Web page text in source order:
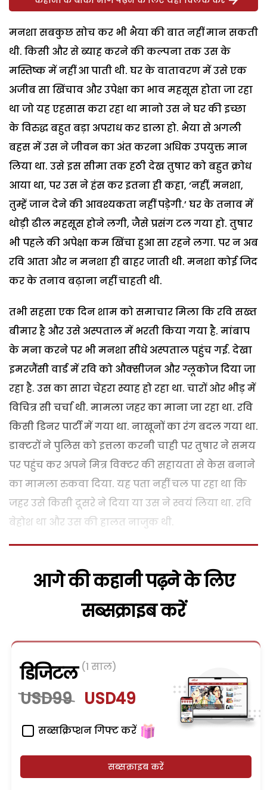
मनशा सबकुछ सोच कर भी भैया की बात नहीं मान सकती
थी. किसी और से ब्याह करने की कल्पना तक उस के
मस्तिष्क में नहीं आ पाती थी. घर के वातावरण में उसे एक
अजीब सा खिंचाव और उपेक्षा का भाव महसूस होता जा रहा
था जो यह एहसास करा रहा था मानो उस ने घर की इच्छा
के विरुद्ध बहुत बड़ा अपराध कर डाला हो. भैया से अगली
बहस में उस ने जीवन का अंत करना अधिक उपयुक्त मान
लिया था. उसे इस सीमा तक हठी देख तुषार को बहुत क्रोध
आया था, पर उस ने हंस कर इतना ही कहा, ‘नहीं, मनशा,
तुम्हें जान देने की आवश्यकता नहीं पड़ेगी.’ घर के तनाव में
थोड़ी ढील महसूस होने लगी, जैसे प्रसंग टल गया हो. तुषार
भी पहले की अपेक्षा कम खिंचा हुआ सा रहने लगा. पर न अब
रवि आता और न मनशा ही बाहर जाती थी. मनशा कोई जिद
कर के तनाव बढ़ाना नहीं चाहती थी.
तभी सहसा एक दिन शाम को समाचार मिला कि रवि सख्त
बीमार है और उसे अस्पताल में भरती किया गया है. मांबाप
के मना करने पर भी मनशा सीधे अस्पताल पहुंच गई. देखा
इमरजैंसी वार्ड में रवि को औक्सीजन और ग्लूकोज दिया जा
रहा है. उस का सारा चेहरा स्याह हो रहा था. चारों ओर भीड़ में
विचित्र सी चर्चा थी. मामला जहर का माना जा रहा था. रवि
किसी डिनर पार्टी में गया था. नाखूनों का रंग बदल गया था.
डाक्टरों ने पुलिस को इत्तला करनी चाही पर तुषार ने समय
पर पहुंच कर अपने मित्र विक्टर की सहायता से केस बनाने
का मामला रुकवा दिया. यह पता नहीं चल पा रहा था कि
जहर उसे किसी दूसरे ने दिया या उस ने स्वयं लिया था. रवि
बेहोश था और उस की हालत नाजुक थी.
आगे की कहानी पढ़ने के लिए
सब्सक्राइब करें
डिजिटल (1 साल)
USD99 USD49
सब्सक्रिप्शन गिफ्ट करें
सब्सक्राइब करें